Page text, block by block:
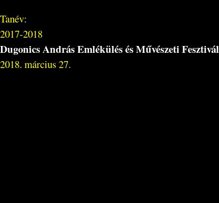
Tanév:
2017-2018
Dugonics András Emlékülés és Művészeti Fesztivál
2018. március 27.